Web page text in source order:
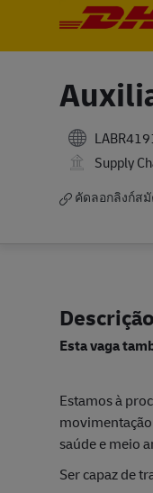
Supply
คัดลอกลิงก์ส
Esta vaga
Estamos à
mo
saúde e meio
Ser capaz de